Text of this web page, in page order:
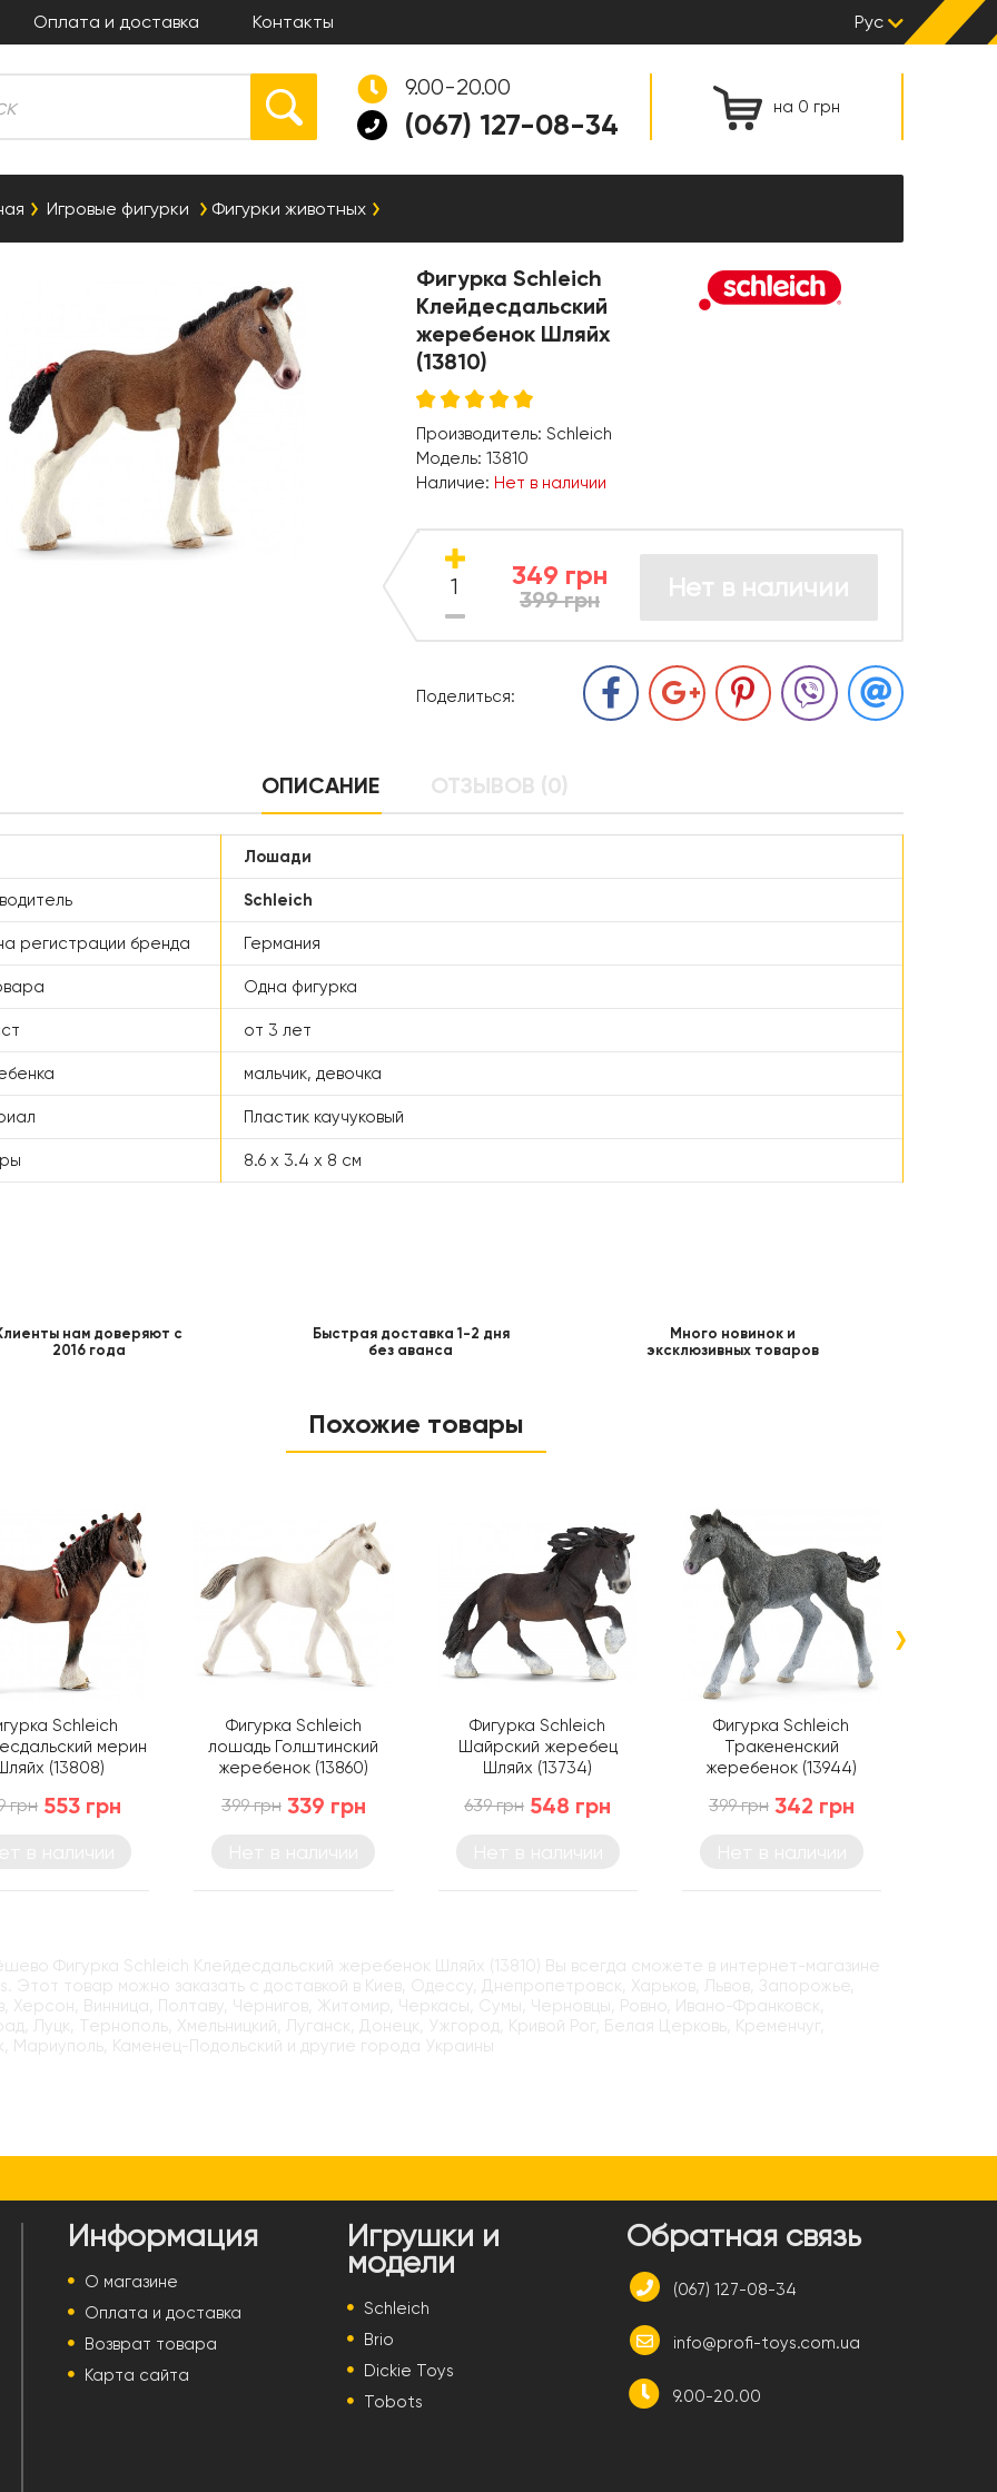
Оплата и доставка Контакты Рус
на 0 грн
9.00-20.00
(067) 127-08-34
Игровые фигурки Фигурки животных
Фигурка Schleich
Клейдесдальский
жеребенок Шляйх
(13810)
Производитель: Schleich
Модель: 13810
Наличие: Нет в наличии
349 грн
399 грн Нет в наличии
Поделиться:
ОПИСАНИЕ ОТЗЫВОВ (0)
Лошади
Schleich
регистрации бренда Германия
Одна фигурка
от 3 лет
мальчик, девочка
Пластик каучуковый
8.6 х 3.4 х 8 см
нам доверяют с
2016 года
Быстрая доставка 1-2 дня
без аванса
Много новинок и
эксклюзивных товаров
Похожие товары
Schleich
мерин
(13808)
грн 553 грн
Фигурка Schleich
лошадь Голштинский
жеребенок (13860)
399 грн 339 грн
Фигурка Schleich
Шайрский жеребец
Шляйх (13734)
639 грн 548 грн
Фигурка Schleich
Тракененский
жеребенок (13944)
399 грн 342 грн
›
Фигурка Schleich Клейдесдальский жеребенок Шляйх (13810) Вы всегда сможете в интернет-магазине
Этот товар можно заказать с доставкой в Киев, Одессу, Днепропетровск, Харьков, Львов, Запорожье,
Херсон, Винница, Полтаву, Чернигов, Житомир, Черкасы, Сумы, Черновцы, Ровно, Ивано-Франковск,
Луцк, Тернополь, Хмельницкий, Луганск, Донецк, Ужгород, Кривой Рог, Белая Церковь, Кременчуг,
Мариуполь, Каменец-Подольский и другие города Украины
Информация
О магазине
Оплата и доставка
Возврат товара
Карта сайта
Игрушки и
модели
Schleich
Brio
Dickie Toys
Tobots
Обратная связь
(067) 127-08-34
info@profi-toys.com.ua
9.00-20.00